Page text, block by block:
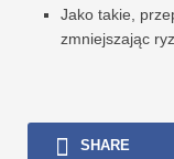
Jako takie,
zmniejszając
SHARE